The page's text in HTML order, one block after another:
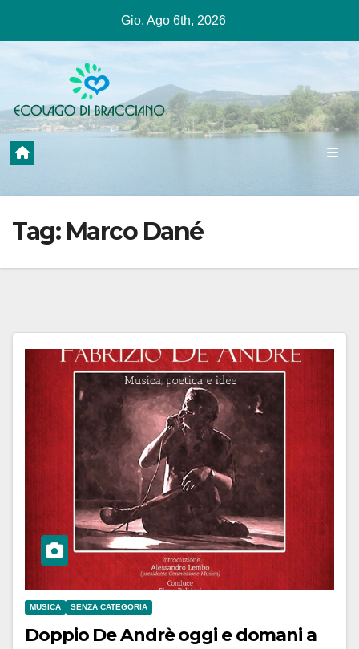
contenuto
Gio. Ago 6th, 2026
Tag: Marco Dané
MUSICA SENZA CATEGORIA
Doppio De Andrè oggi e domani a